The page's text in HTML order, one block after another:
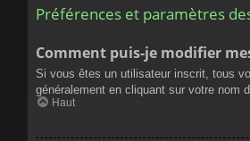
Préférences et paramètres
Comment puis-je modifier
Si vous êtes un utilisateur inscrit, tous
généralement en cliquant sur votre nom
Haut